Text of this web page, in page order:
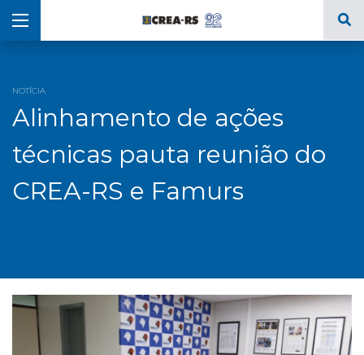
NOTÍCIA
Alinhamento de ações
técnicas pauta reunião do
CREA-RS e Famurs